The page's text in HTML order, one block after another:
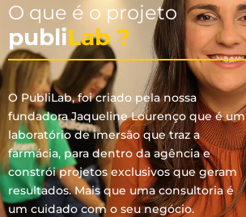
O que é o projeto
publiLab ?
O PubliLab, foi criado pela nossa
fundadora Jaqueline Lourenço que é um
laboratório de imersão que traz a
farmácia, para dentro da agência e
constrói projetos exclusivos que geram
resultados. Mais que uma consultoria é
um cuidado com o seu negócio.